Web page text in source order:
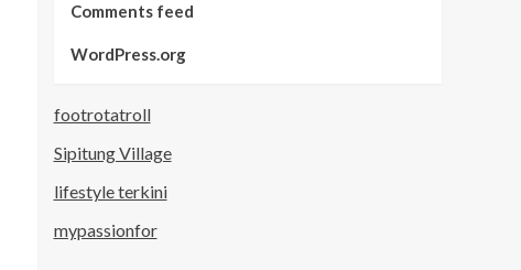
Comments feed
WordPress.org
footrotatroll
Sipitung Village
lifestyle terkini
mypassionfor